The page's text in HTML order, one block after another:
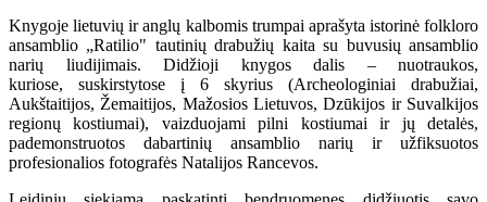
Knygoje lietuvių ir anglų kalbomis trumpai aprašyta istorinė folkloro
ansamblio „Ratilio" tautinių drabužių kaita su buvusių ansamblio
narių liudijimais. Didžioji knygos dalis – nuotraukos,
kuriose, suskirstytose į 6 skyrius (Archeologiniai drabužiai,
Aukštaitijos, Žemaitijos, Mažosios Lietuvos, Dzūkijos ir Suvalkijos
regionų kostiumai), vaizduojami pilni kostiumai ir jų detalės,
pademonstruotos dabartinių ansamblio narių ir užfiksuotos
profesionalios fotografės Natalijos Rancevos.